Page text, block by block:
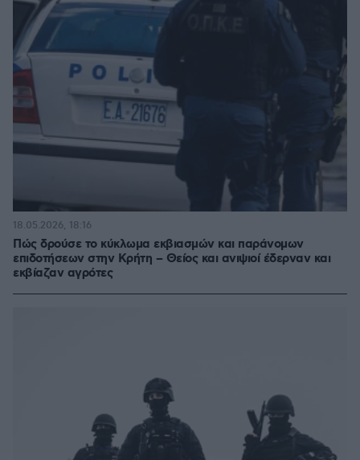
Πώς δρούσε το κύκλωμα εκβιασμών και παράνομων
επιδοτήσεων στην Κρήτη – Θείος και ανιψιοί έδερναν και
εκβίαζαν αγρότες
18.05.2026, 18:16